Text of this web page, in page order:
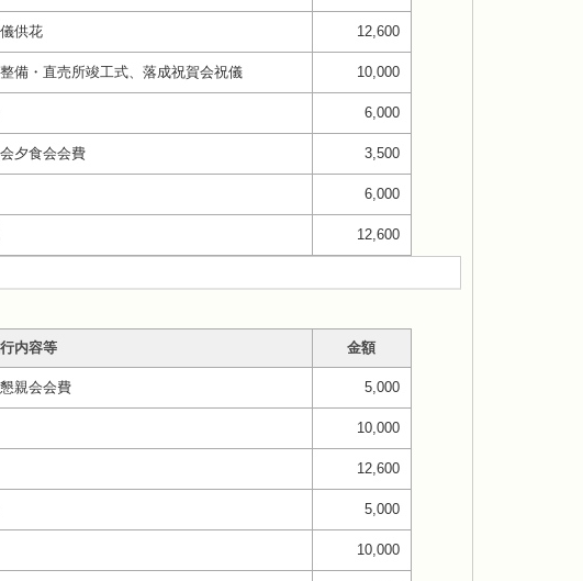
供花 12,600
備・直売所竣工式、落成祝賀会祝儀 10,000
6,000
夕食会会費 3,500
6,000
12,600
内容等 金額
親会会費 5,000
10,000
12,600
5,000
10,000